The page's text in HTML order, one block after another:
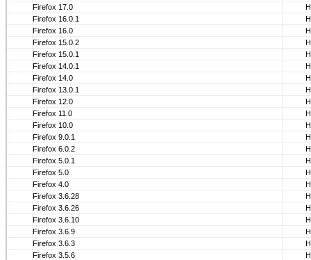
Firefox 17.0
Firefox 16.0.1
Firefox 16.0
Firefox 15.0.2
Firefox 15.0.1
Firefox 14.0.1
Firefox 14.0
Firefox 13.0.1
Firefox 12.0
Firefox 11.0
Firefox 10.0
Firefox 9.0.1
Firefox 6.0.2
Firefox 5.0.1
Firefox 5.0
Firefox 4.0
Firefox 3.6.28
Firefox 3.6.26
Firefox 3.6.10
Firefox 3.6.9
Firefox 3.6.3
Firefox 3.5.6